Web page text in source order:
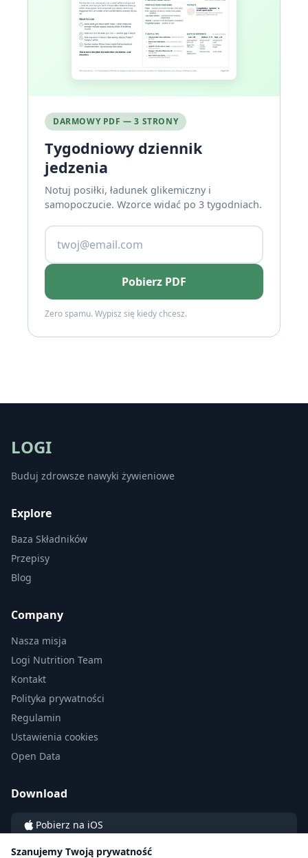
DARMOWY PDF — 3 STRONY
Tygodniowy dziennik
jedzenia
Notuj posiłki, ładunek glikemiczny i
samopoczucie. Wzorce widać po 3 tygodniach.
Pobierz PDF
Zero spamu. Wypisz się kiedy chcesz.
LOGI
Buduj zdrowsze nawyki żywieniowe
Explore
Baza Składników
Przepisy
Blog
Company
Nasza misja
Logi Nutrition Team
Kontakt
Polityka prywatności
Regulamin
Ustawienia cookies
Open Data
Download
Pobierz na iOS
Pobierz na Android
Szanujemy Twoją prywatność